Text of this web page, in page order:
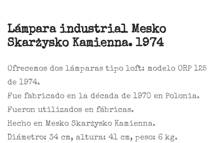
Lámpara industrial Mesko
Skarżysko Kamienna. 1974
Ofrecemos dos lámparas tipo loft: modelo ORP 125
de 1974.
Fue fabricado en la década de 1970 en Polonia.
Fueron utilizados en fábricas.
Hecho en Mesko Skarżysko Kamienna.
Diámetro: 34 cm, altura: 41 cm, peso: 6 kg.